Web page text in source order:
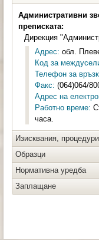
Административни
преписката:
Дирекция
Адрес: обл.
Код за
Телефон за
Факс: (064)064/
Адрес на
Работно време:
часа.
Изисквания,
Образци
Нормативна уредба
Заплащане